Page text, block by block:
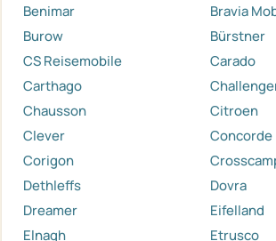
Benimar
Bravia
Burow
Bürstner
CS Reisemobile
Carado
Carthago
Chausson
Citroen
Clever
Concorde
Corigon
Dethleffs
Dovra
Dreamer
Eifelland
Elnagh
Etrusco